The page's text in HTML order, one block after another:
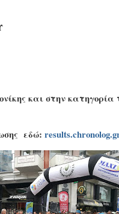
και στην κατηγορία
εδώ: